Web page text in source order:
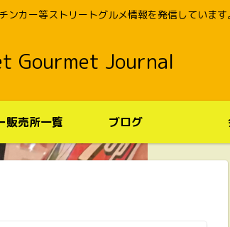
ンカー等ストリートグルメ情報を発信しています。
Gourmet Journal
販売所一覧 ブログ